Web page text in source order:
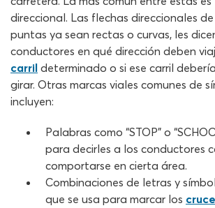
direccional. Las flechas direccionales
puntas ya sean rectas o curvas, les
conductores en qué dirección deben
carril determinado o si ese carril
girar. Otras marcas viales comunes de
incluyen:
Palabras como “STOP” o
para decirles a los conductores
comportarse en cierta área.
Combinaciones de letras y
que se usa para marcar los